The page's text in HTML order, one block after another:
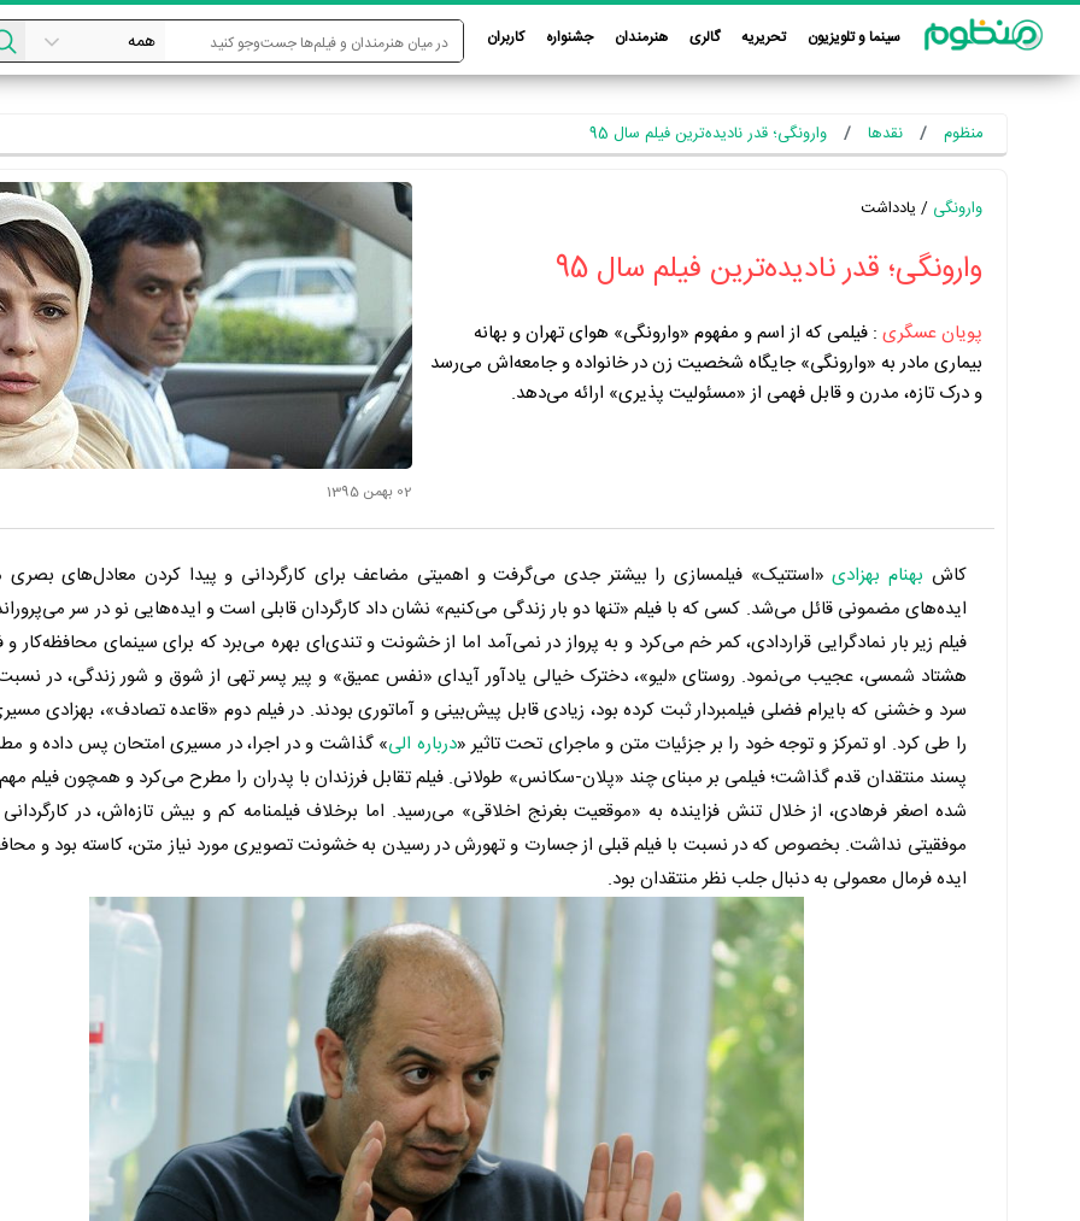
سینما و تلویزیون تحریریه گالری هنرمندان جشنواره کاربران
منظوم نقدها وارونگی؛ قدر نادیده‌ترین فیلم سال 95
وارونگی / یادداشت
وارونگی؛ قدر نادیده‌ترین فیلم سال 95
پویان عسگری : فیلمی که از اسم و مفهوم «وارونگی» هوای تهران و بهانه
بیماری مادر به «وارونگی» جایگاه شخصیت زن در خانواده و جامعه‌اش می‌رسد
و درک تازه‌، مدرن و قابل فهمی از «مسئولیت پذیری» ارائه می‌دهد.
02 بهمن 1395
کاش بهنام بهزادی«استتیک» فیلمسازی را بیشتر جدی می‌گرفت و اهمیتی مضاعف برای کارگردانی و پیدا کردن معادل‌های بصری
ایده‌های مضمونی قائل می‌شد. کسی که با فیلم «تنها دو بار زندگی می‌کنیم» نشان داد کارگردان قابلی است و ایده‌هایی نو در سر
فیلم زیر بار نمادگرایی قراردادی، کمر خم می‌کرد و به پرواز در نمی‌آمد اما از خشونت و تندی‌ای بهره می‌برد که برای سینمای محافظه‌کار
هشتاد شمسی، عجیب می‌نمود. روستای «لیو»، دخترک خیالی یادآور آیدای «نفس عمیق» و پیر پسر تهی از شوق و شور زندگی، در نسبت
سرد و خشنی که بایرام فضلی فیلمبردار ثبت کرده بود، زیادی قابل پیش‌بینی و آماتوری بودند. در فیلم دوم «قاعده تصادف»، بهزادی
را طی کرد. او تمرکز و توجه‌ خود را بر جزئیات متن و ماجرای تحت تاثیر «درباره الی» گذاشت و در اجرا، در مسیری امتحان پس داده و
پسند منتقدان قدم گذاشت؛ فیلمی بر مبنای چند «پلان-سکانس» طولانی. فیلم تقابل فرزندان با پدران را مطرح می‌کرد و همچون فیلم
شده اصغر فرهادی، از خلال تنش فزاینده به «موقعیت بغرنج اخلاقی» می‌رسید. اما برخلاف فیلمنامه کم و بیش تازه‌اش، در
موفقیتی نداشت. بخصوص که در نسبت با فیلم قبلی از جسارت و تهورش در رسیدن به خشونت تصویری مورد نیاز متن، کاسته بود و
ایده فرمال معمولی‌ به دنبال جلب نظر منتقدان بود.